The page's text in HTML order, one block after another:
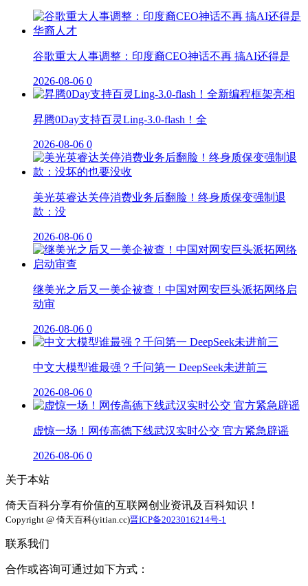
谷歌重大人事调整：印度裔CEO神话不再 搞AI还得是
2026-08-06 0
昇腾0Day支持百灵Ling-3.0-flash！全
2026-08-06 0
美光英睿达关停消费业务后翻脸！终身质保变强制退
款：没
2026-08-06 0
继美光之后又一美企被查！中国对网安巨头派拓网络启
动审
2026-08-06 0
中文大模型谁最强？千问第一 DeepSeek未进前三
2026-08-06 0
虚惊一场！网传高德下线武汉实时公交 官方紧急辟谣
2026-08-06 0
关于本站
倚天百科分享有价值的互联网创业资讯及百科知识！
Copyright @ 倚天百科(yitian.cc)晋ICP备2023016214号-1
联系我们
合作或咨询可通过如下方式：